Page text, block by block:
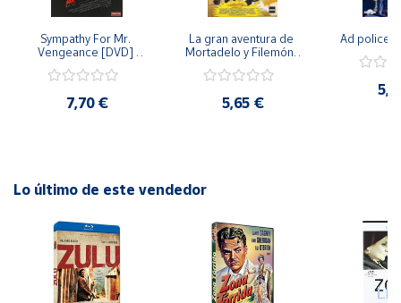
vendedor
Área
vendedor
Ubicación
Península
Sympathy For Mr.
Vengeance [DVD]
7,70 €
La gran aventura de
Mortadelo y Filemón/
[dvd] [2003]
5,65 €
Ad police
Lo último de este vendedor